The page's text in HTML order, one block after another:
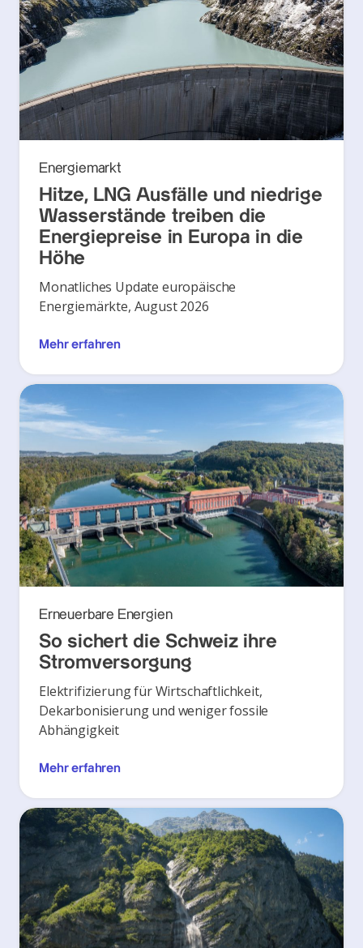
Energiemarkt
Hitze, LNG Ausfälle und niedrige
Wasserstände treiben die
Energiepreise in Europa in die
Höhe
Monatliches Update europäische
Energiemärkte, August 2026
Mehr erfahren
Erneuerbare Energien
So sichert die Schweiz ihre
Stromversorgung
Elektrifizierung für Wirtschaftlichkeit,
Dekarbonisierung und weniger fossile
Abhängigkeit
Mehr erfahren